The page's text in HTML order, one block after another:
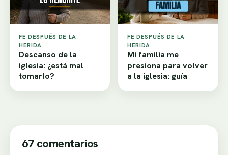
FE DESPUÉS DE LA
HERIDA
Descanso de la
iglesia: ¿está mal
tomarlo?
FE DESPUÉS DE LA
HERIDA
Mi familia me
presiona para volver
a la iglesia: guía
67 comentarios